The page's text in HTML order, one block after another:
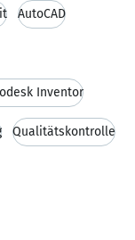
AutoCAD
Inventor
Qualitätskontrolle